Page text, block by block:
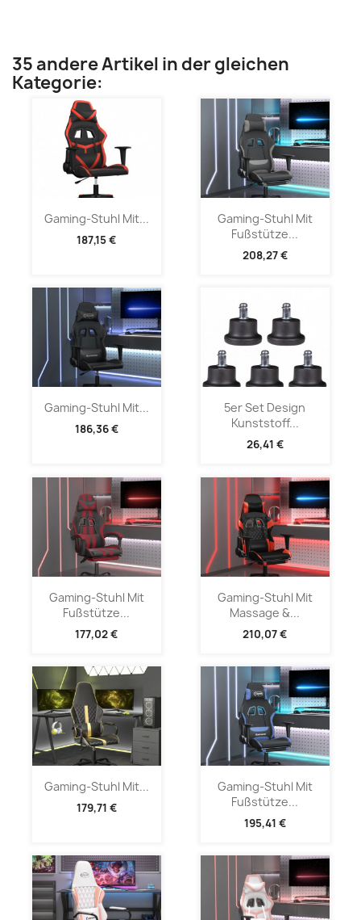
35 andere Artikel in der gleichen
Kategorie:
Gaming-Stuhl Mit...
187,15 €
Gaming-Stuhl Mit
Fußstütze...
208,27 €
Gaming-Stuhl Mit...
186,36 €
5er Set Design
Kunststoff...
26,41 €
Gaming-Stuhl Mit
Fußstütze...
177,02 €
Gaming-Stuhl Mit
Massage &...
210,07 €
Gaming-Stuhl Mit...
179,71 €
Gaming-Stuhl Mit
Fußstütze...
195,41 €